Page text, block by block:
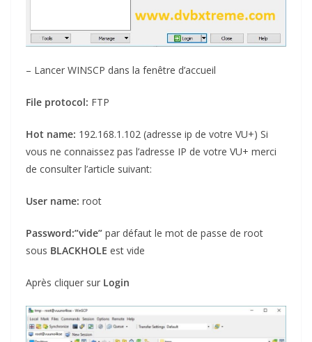
– Lancer WINSCP dans la fenêtre d’accueil
File protocol: FTP
Hot name: 192.168.1.102 (adresse ip de votre VU+) Si
vous ne connaissez pas l’adresse IP de votre VU+ merci
de consulter l’article suivant:
User name: root
Password:”vide” par défaut le mot de passe de root
sous BLACKHOLE est vide
Après cliquer sur Login